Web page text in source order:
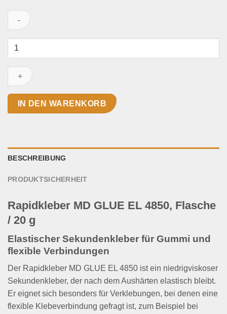
Rapidkleber
GLUE
Flasche
/
Menge
IN DEN WARENKORB
BESCHREIBUNG
PRODUKTSICHERHEIT
Rapidkleber MD GLUE EL 4850, Flasche
/ 20 g
Elastischer Sekundenkleber für Gummi und
flexible Verbindungen
Der Rapidkleber MD GLUE EL 4850 ist ein niedrigviskoser
Sekundenkleber, der nach dem Aushärten elastisch bleibt.
Er eignet sich besonders für Verklebungen, bei denen eine
flexible Klebeverbindung gefragt ist, zum Beispiel bei